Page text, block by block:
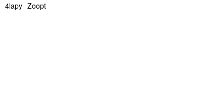
4lapy Zoopt